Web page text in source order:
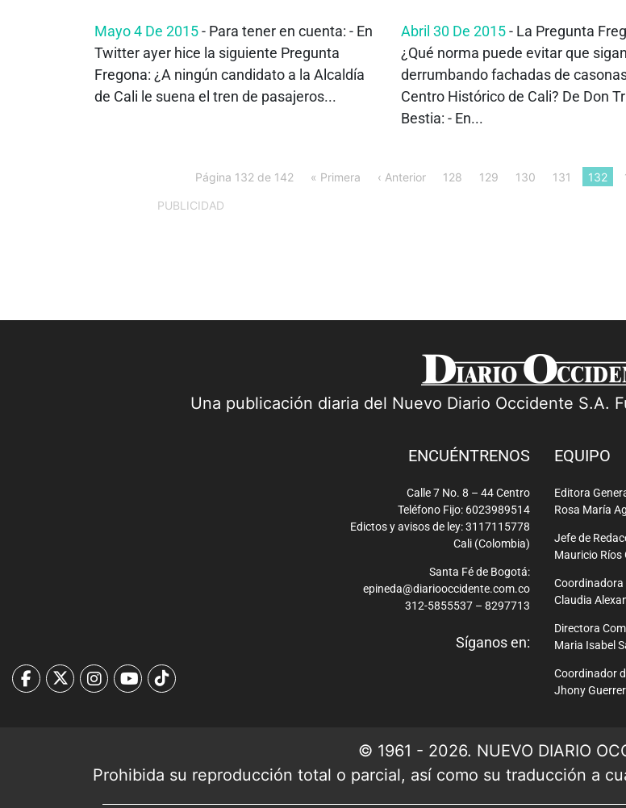
Mayo 4 De 2015- Para tener en cuenta: - En
Twitter ayer hice la siguiente Pregunta
Fregona: ¿A ningún candidato a la Alcaldía
de Cali le suena el tren de pasajeros...
Abril 30 De 2015- La Pregunta
¿Qué norma puede evitar que sigan
derrumbando fachadas de
Centro Histórico de Cali? De Don
Bestia: - En...
Página 132 de 142 « Primera ‹ Anterior 128 129 130 131 132
PUBLICIDAD
Una publicación diaria del Nuevo Diario Occidente S.A.
ENCUÉNTRENOS
Calle 7 No. 8 – 44 Centro
Teléfono Fijo: 6023989514
Edictos y avisos de ley: 3117115778
Cali (Colombia)
Santa Fé de Bogotá:
epineda@diariooccidente.com.co
312-5855537 – 8297713
Síganos en:
EQUIPO
Editora
Rosa María
Jefe de
Mauricio Ríos
Coordinadora
Claudia
Directora
Maria Isabel
Coordinador
Jhony
© 1961 - 2026. NUEVO DIARIO
Prohibida su reproducción total o parcial, así como su traducción a